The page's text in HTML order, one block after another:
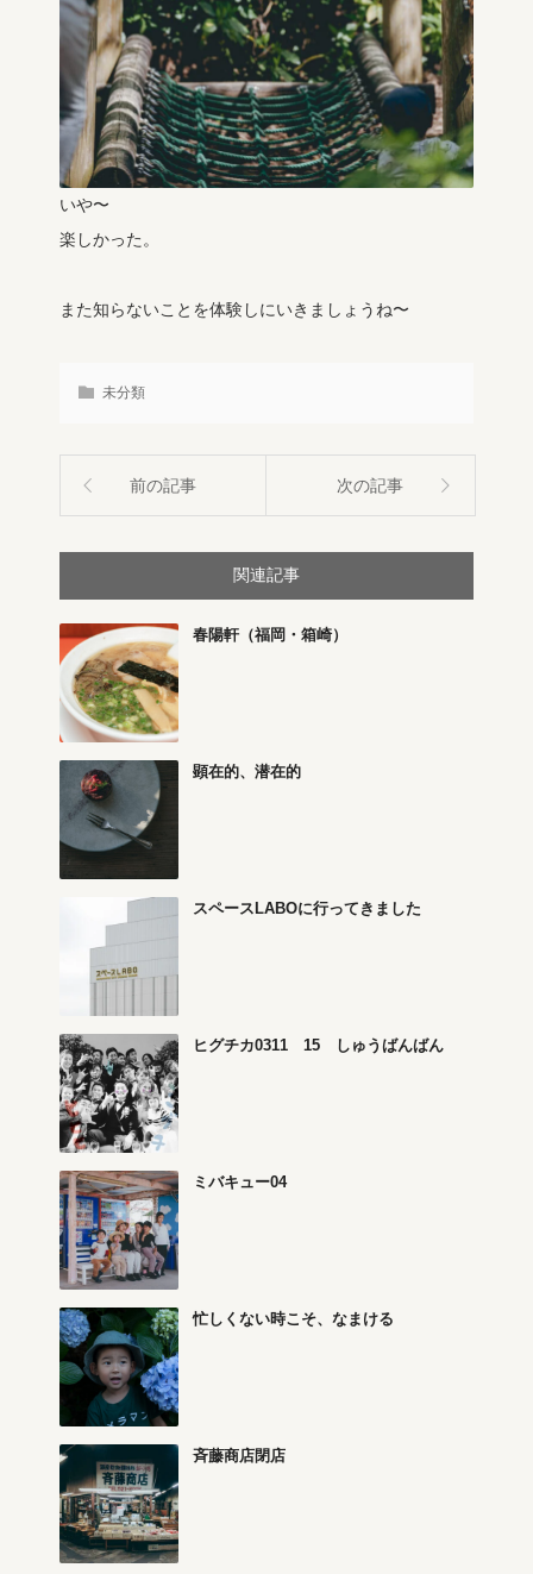
いや〜
楽しかった。
また知らないことを体験しにいきましょうね〜
未分類
前の記事 次の記事
関連記事
春陽軒（福岡・箱崎）
顕在的、潜在的
スペースLABOに行ってきました
ヒグチカ0311 15 しゅうばんばん
ミバキュー04
忙しくない時こそ、なまける
斉藤商店閉店